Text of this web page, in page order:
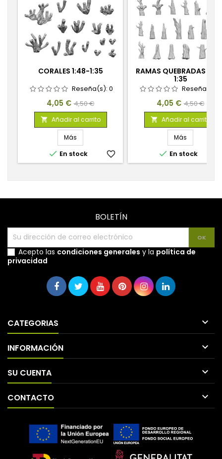
CORALES 1:48-1:35
Reseña(s): 0
Precio
4,05 € Precio
base
4,50 €
 Añadir al carrito
Más
 En stock favorite_border
RAMAS QUEBRADAS
1:35
Reseña(s):
Precio
4,05 € Precio
base
4,50 €
 Añadir al carrito
Más
 En stock
BOLETÍN
Acepto las condiciones generales y la política de
privacidad
CATEGORIAS 
INFORMACIÓN 
SU CUENTA 
CONTACTO 